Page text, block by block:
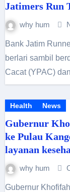
Jatimers Run
why hum
Bank Jatim Runner Community menyelenggarakan kegiatan
berlari sambil
Cacat (YPAC)
Health News
Gubernur
ke Pulau
layanan
why hum
Gubernur Khofifah saat memberangkatkan Tim Pelayanan